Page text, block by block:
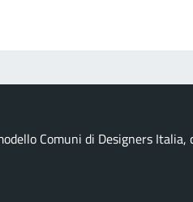
Comuni di Designers